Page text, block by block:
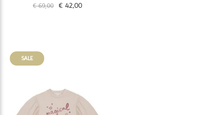
€ 69,00 € 42,00
SALE